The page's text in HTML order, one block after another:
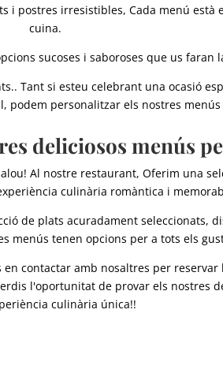
postres irresistibles, Cada menú està
cuina.
sucoses i saboroses que us faran
Tant si esteu celebrant una ocasió
personalitzar els nostres
deliciosos menús
Al nostre restaurant, Oferim una
culinària romàntica i
de plats acuradament seleccionats,
menús tenen opcions per a tots els
contactar amb nosaltres per
l'oportunitat de provar els nostres
culinària única!!